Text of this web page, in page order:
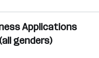
Applications
genders)